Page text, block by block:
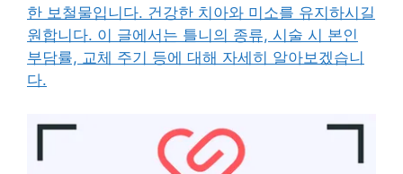
한 보철물입니다. 건강한 치아와 미소를 유지하시길
원합니다. 이 글에서는 틀니의 종류, 시술 시 본인
부담률, 교체 주기 등에 대해 자세히 알아보겠습니
다.